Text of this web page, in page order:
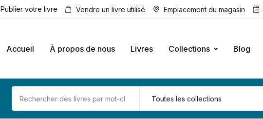
Publier votre livre Vendre un livre utilisé Emplacement du magasin
Accueil À propos de nous Livres Collections Blog